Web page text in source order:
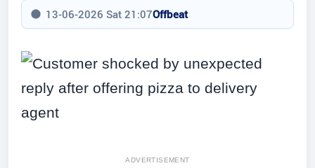
13-06-2026 Sat 21:07Offbeat
ADVERTISEMENT